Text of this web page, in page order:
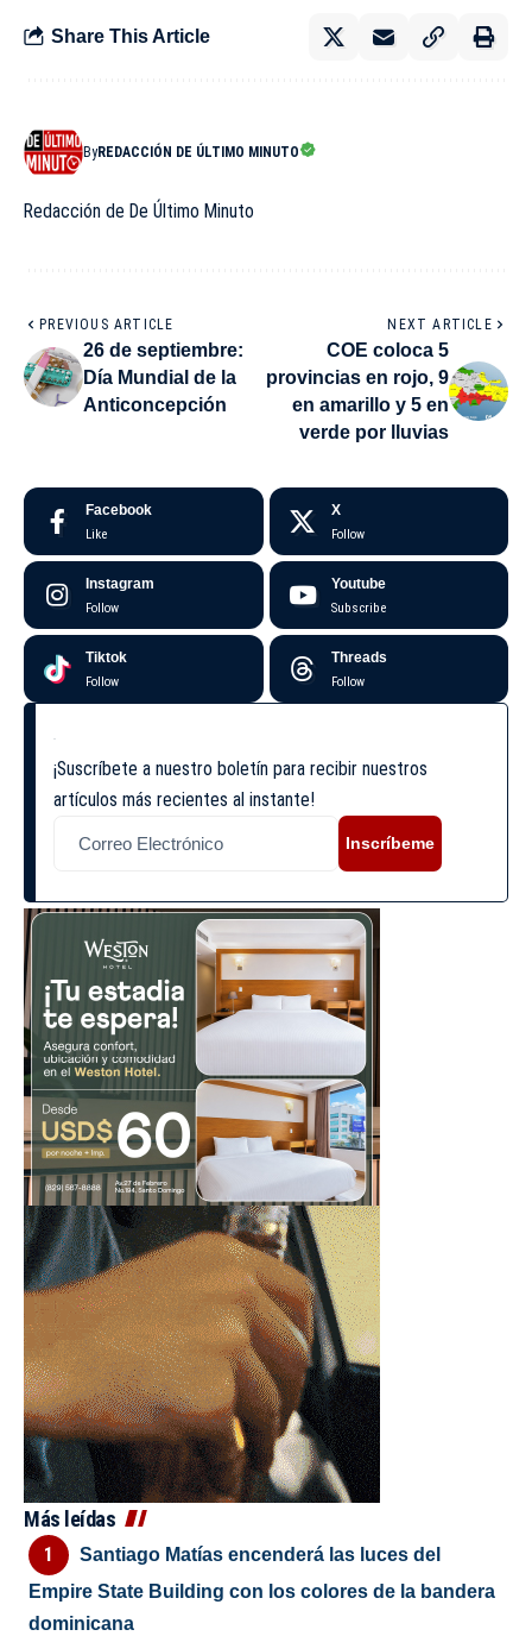
Share This Article
ByREDACCIÓN DE ÚLTIMO MINUTO
Redacción de De Último Minuto
PREVIOUS ARTICLE
26 de septiembre:
Día Mundial de la
Anticoncepción
NEXT ARTICLE
COE coloca 5
provincias en rojo, 9
en amarillo y 5 en
verde por lluvias
Facebook
Like
X
Follow
Instagram
Follow
Youtube
Subscribe
Tiktok
Follow
Threads
Follow
¡Suscríbete a nuestro boletín para recibir nuestros
artículos más recientes al instante!
Inscríbeme
Más leídas
Santiago Matías encenderá las luces del
Empire State Building con los colores de la bandera
dominicana